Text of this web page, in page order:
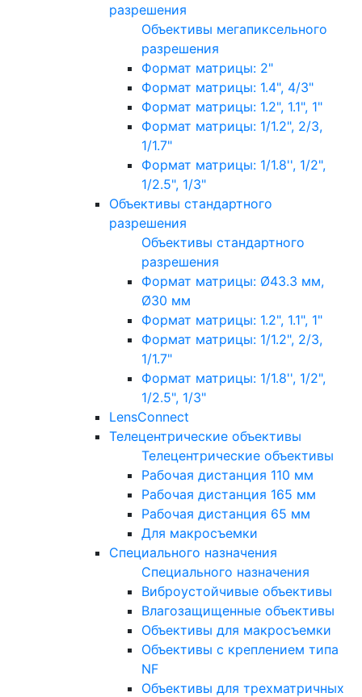
разрешения
Объективы мегапиксельного
разрешения
Формат матрицы: 2"
Формат матрицы: 1.4", 4/3"
Формат матрицы: 1.2", 1.1", 1"
Формат матрицы: 1/1.2", 2/3,
1/1.7"
Формат матрицы: 1/1.8'', 1/2",
1/2.5", 1/3"
Объективы стандартного
разрешения
Объективы стандартного
разрешения
Формат матрицы: Ø43.3 мм,
Ø30 мм
Формат матрицы: 1.2", 1.1", 1"
Формат матрицы: 1/1.2", 2/3,
1/1.7"
Формат матрицы: 1/1.8'', 1/2",
1/2.5", 1/3"
LensConnect
Телецентрические объективы
Телецентрические объективы
Рабочая дистанция 110 мм
Рабочая дистанция 165 мм
Рабочая дистанция 65 мм
Для макросъемки
Специального назначения
Специального назначения
Виброустойчивые объективы
Влагозащищенные объективы
Объективы для макросъемки
Объективы с креплением типа
NF
Объективы для трехматричных